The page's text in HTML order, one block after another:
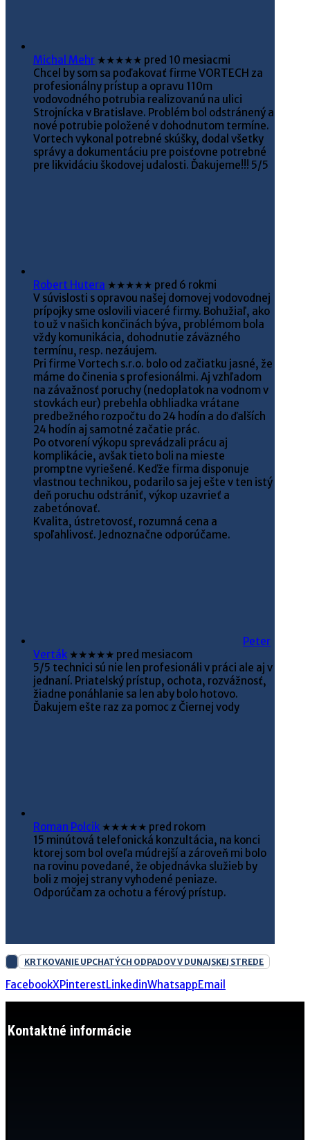
Michal Mehr ★★★★★ pred 10 mesiacmi
Chcel by som sa poďakovať firme VORTECH za
profesionálny prístup a opravu 110m
vodovodného potrubia realizovanú na ulici
Strojnícka v Bratislave. Problém bol odstránený a
nové potrubie položené v dohodnutom termíne.
Vortech vykonal potrebné skúšky, dodal všetky
správy a dokumentáciu pre poisťovne potrebné
pre likvidáciu škodovej udalosti. Ďakujeme!!! 5/5
Robert Hutera ★★★★★ pred 6 rokmi
V súvislosti s opravou našej domovej vodovodnej
prípojky sme oslovili viaceré firmy. Bohužiaľ, ako
to už v našich končinách býva, problémom bola
vždy komunikácia, dohodnutie záväzného
termínu, resp. nezáujem.
Pri firme Vortech s.r.o. bolo od začiatku jasné, že
máme do činenia s profesionálmi. Aj vzhľadom
na závažnosť poruchy (nedoplatok na vodnom v
stovkách eur) prebehla obhliadka vrátane
predbežného rozpočtu do 24 hodín a do ďalších
24 hodín aj samotné začatie prác.
Po otvorení výkopu sprevádzali prácu aj
komplikácie, avšak tieto boli na mieste
promptne vyriešené. Keďže firma disponuje
vlastnou technikou, podarilo sa jej ešte v ten istý
deň poruchu odstrániť, výkop uzavrieť a
zabetónovať.
Kvalita, ústretovosť, rozumná cena a
spoľahlivosť. Jednoznačne odporúčame.
Peter
Verták ★★★★★ pred mesiacom
5/5 technici sú nie len profesionáli v práci ale aj v
jednaní. Priatelský prístup, ochota, rozvážnosť,
žiadne ponáhlanie sa len aby bolo hotovo.
Ďakujem ešte raz za pomoc z Čiernej vody
Roman Polcik ★★★★★ pred rokom
15 minútová telefonická konzultácia, na konci
ktorej som bol oveľa múdrejší a zároveň mi bolo
na rovinu povedané, že objednávka služieb by
boli z mojej strany vyhodené peniaze.
Odporúčam za ochotu a férový prístup.
KRTKOVANIE UPCHATÝCH ODPADOV V DUNAJSKEJ STREDE
FacebookXPinterestLinkedinWhatsappEmail
Kontaktné informácie